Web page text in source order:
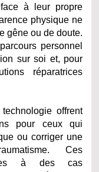
à leur propre
physique ne
gêne ou de doute.
personnel
sur soi et, pour
réparatrices
offrent
pour ceux qui
ou corriger une
Ces
à des cas